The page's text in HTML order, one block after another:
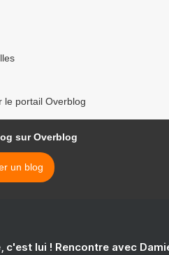
le portail Overblog
sur Overblog
un blog
lui ! Rencontre avec